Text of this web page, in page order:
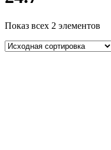
Показ всех 2 элементов